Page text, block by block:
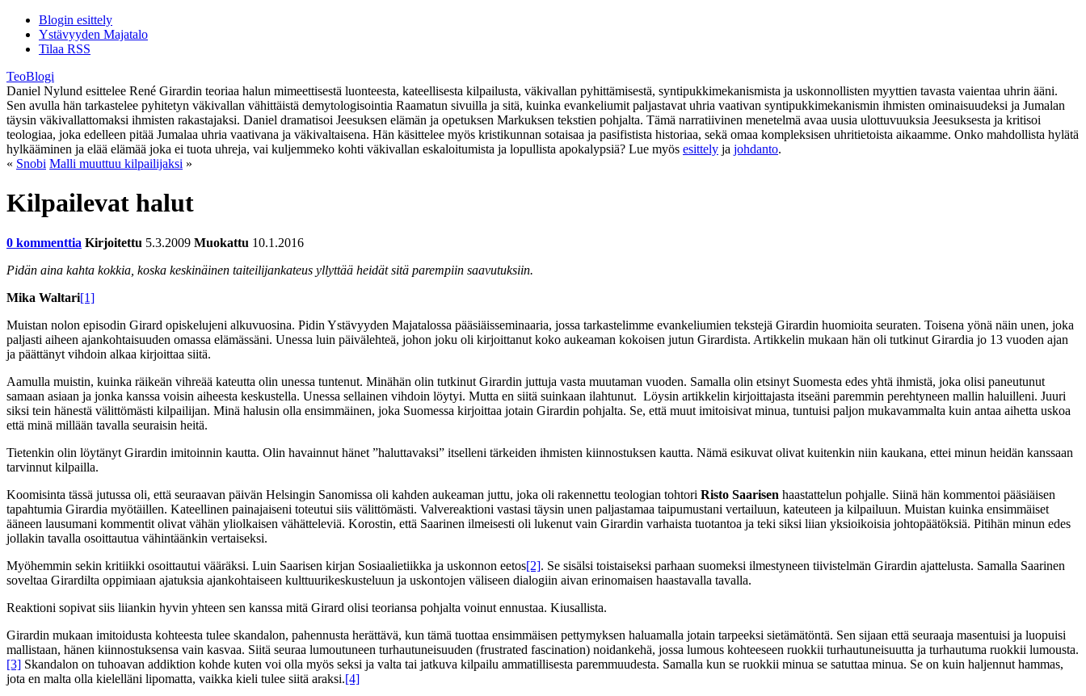
Blogin esittely
Ystävyyden Majatalo
Tilaa RSS
TeoBlogi
Daniel Nylund esittelee René Girardin teoriaa halun mimeettisestä luonteesta, kateellisesta kilpailusta, väkivallan pyhittämisestä, syntipukkimekanismista ja uskonnollisten myyttien tavasta vaientaa uhrin ääni.
Sen avulla hän tarkastelee pyhitetyn väkivallan vähittäistä demytologisointia Raamatun sivuilla ja sitä, kuinka evankeliumit paljastavat uhria vaativan syntipukkimekanismin ihmisten ominaisuudeksi ja Jumalan
täysin väkivallattomaksi ihmisten rakastajaksi. Daniel dramatisoi Jeesuksen elämän ja opetuksen Markuksen tekstien pohjalta. Tämä narratiivinen menetelmä avaa uusia ulottuvuuksia Jeesuksesta ja kritisoi
teologiaa, joka edelleen pitää Jumalaa uhria vaativana ja väkivaltaisena. Hän käsittelee myös kristikunnan sotaisaa ja pasifistista historiaa, sekä omaa kompleksisen uhritietoista aikaamme. Onko mahdollista hylätä
hylkääminen ja elää elämää joka ei tuota uhreja, vai kuljemmeko kohti väkivallan eskaloitumista ja lopullista apokalypsiä? Lue myös esittely ja johdanto.
« Snobi Malli muuttuu kilpailijaksi »
Kilpailevat halut
0 kommenttia Kirjoitettu 5.3.2009 Muokattu 10.1.2016
Pidän aina kahta kokkia, koska keskinäinen taiteilijankateus yllyttää heidät sitä parempiin saavutuksiin.
Mika Waltari[1]
Muistan nolon episodin Girard opiskelujeni alkuvuosina. Pidin Ystävyyden Majatalossa pääsiäisseminaaria, jossa tarkastelimme evankeliumien tekstejä Girardin huomioita seuraten. Toisena yönä näin unen, joka
paljasti aiheen ajankohtaisuuden omassa elämässäni. Unessa luin päivälehteä, johon joku oli kirjoittanut koko aukeaman kokoisen jutun Girardista. Artikkelin mukaan hän oli tutkinut Girardia jo 13 vuoden ajan
ja päättänyt vihdoin alkaa kirjoittaa siitä.
Aamulla muistin, kuinka räikeän vihreää kateutta olin unessa tuntenut. Minähän olin tutkinut Girardin juttuja vasta muutaman vuoden. Samalla olin etsinyt Suomesta edes yhtä ihmistä, joka olisi paneutunut
samaan asiaan ja jonka kanssa voisin aiheesta keskustella. Unessa sellainen vihdoin löytyi. Mutta en siitä suinkaan ilahtunut. Löysin artikkelin kirjoittajasta itseäni paremmin perehtyneen mallin haluilleni. Juuri
siksi tein hänestä välittömästi kilpailijan. Minä halusin olla ensimmäinen, joka Suomessa kirjoittaa jotain Girardin pohjalta. Se, että muut imitoisivat minua, tuntuisi paljon mukavammalta kuin antaa aihetta uskoa
että minä millään tavalla seuraisin heitä.
Tietenkin olin löytänyt Girardin imitoinnin kautta. Olin havainnut hänet ”haluttavaksi” itselleni tärkeiden ihmisten kiinnostuksen kautta. Nämä esikuvat olivat kuitenkin niin kaukana, ettei minun heidän kanssaan
tarvinnut kilpailla.
Koomisinta tässä jutussa oli, että seuraavan päivän Helsingin Sanomissa oli kahden aukeaman juttu, joka oli rakennettu teologian tohtori Risto Saarisen haastattelun pohjalle. Siinä hän kommentoi pääsiäisen
tapahtumia Girardia myötäillen. Kateellinen painajaiseni toteutui siis välittömästi. Valvereaktioni vastasi täysin unen paljastamaa taipumustani vertailuun, kateuteen ja kilpailuun. Muistan kuinka ensimmäiset
ääneen lausumani kommentit olivat vähän yliolkaisen vähätteleviä. Korostin, että Saarinen ilmeisesti oli lukenut vain Girardin varhaista tuotantoa ja teki siksi liian yksioikoisia johtopäätöksiä. Pitihän minun edes
jollakin tavalla osoittautua vähintäänkin vertaiseksi.
Myöhemmin sekin kritiikki osoittautui vääräksi. Luin Saarisen kirjan Sosiaalietiikka ja uskonnon eetos[2]. Se sisälsi toistaiseksi parhaan suomeksi ilmestyneen tiivistelmän Girardin ajattelusta. Samalla Saarinen
soveltaa Girardilta oppimiaan ajatuksia ajankohtaiseen kulttuurikeskusteluun ja uskontojen väliseen dialogiin aivan erinomaisen haastavalla tavalla.
Reaktioni sopivat siis liiankin hyvin yhteen sen kanssa mitä Girard olisi teoriansa pohjalta voinut ennustaa. Kiusallista.
Girardin mukaan imitoidusta kohteesta tulee skandalon, pahennusta herättävä, kun tämä tuottaa ensimmäisen pettymyksen haluamalla jotain tarpeeksi sietämätöntä. Sen sijaan että seuraaja masentuisi ja luopuisi
mallistaan, hänen kiinnostuksensa vain kasvaa. Siitä seuraa lumoutuneen turhautuneisuuden (frustrated fascination) noidankehä, jossa lumous kohteeseen ruokkii turhautuneisuutta ja turhautuma ruokkii lumousta.
[3] Skandalon on tuhoavan addiktion kohde kuten voi olla myös seksi ja valta tai jatkuva kilpailu ammatillisesta paremmuudesta. Samalla kun se ruokkii minua se satuttaa minua. Se on kuin haljennut hammas,
jota en malta olla kielelläni lipomatta, vaikka kieli tulee siitä araksi.[4]